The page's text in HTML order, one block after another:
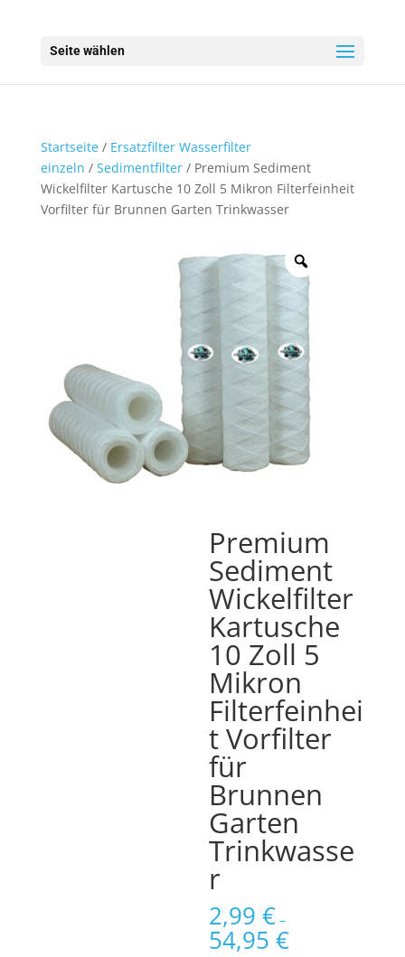
Seite wählen
Startseite/ Ersatzfilter Wasserfilter
einzeln / Sedimentfilter/ Premium Sediment
Wickelfilter Kartusche 10 Zoll 5 Mikron Filterfeinheit
Vorfilter für Brunnen Garten Trinkwasser
Premium
Sediment
Wickelfilter
Kartusche
10 Zoll 5
Mikron
Filterfeinhei
t Vorfilter
für
Brunnen
Garten
Trinkwasse
r
2,99€ –
54,95€